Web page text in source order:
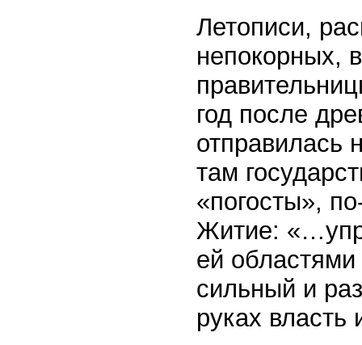
Летописи,
непокорных,
год после
отправилась
там
«погосты»,
Житие:
ей
сильный и
руках власть